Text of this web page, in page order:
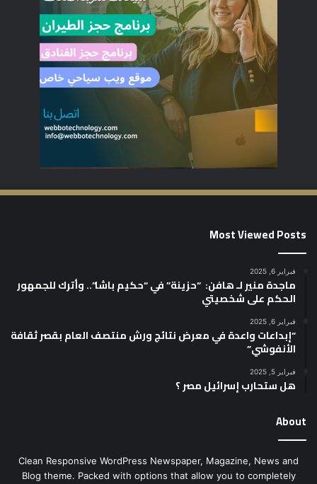
Most Viewed Posts
فبراير 6, 2025
ماجدة منير لـ هافن: “حزينة” في “حكيم باشا”.. وأترك للجمهور
الحكم على شخصيتي
فبراير 6, 2025
“إبداعات واعدة في معرض نتائج ورش منتصف العام بقصر ثقافة
الأنفوشي”
فبراير 5, 2025
هل ستحارب إسرائيل مصر ؟
About
Clean Responsive WordPress Newspaper, Magazine, News and
Blog theme. Packed with options that allow you to completely